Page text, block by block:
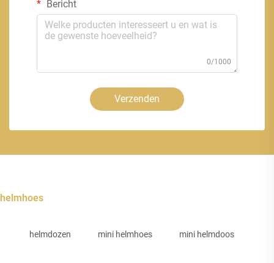
Bericht
0/1000
Verzenden
helmhoes
helmdozen mini helmhoes mini helmdoos